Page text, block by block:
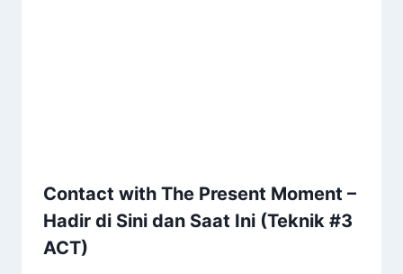
Contact with The Present Moment –
Hadir di Sini dan Saat Ini (Teknik #3
ACT)